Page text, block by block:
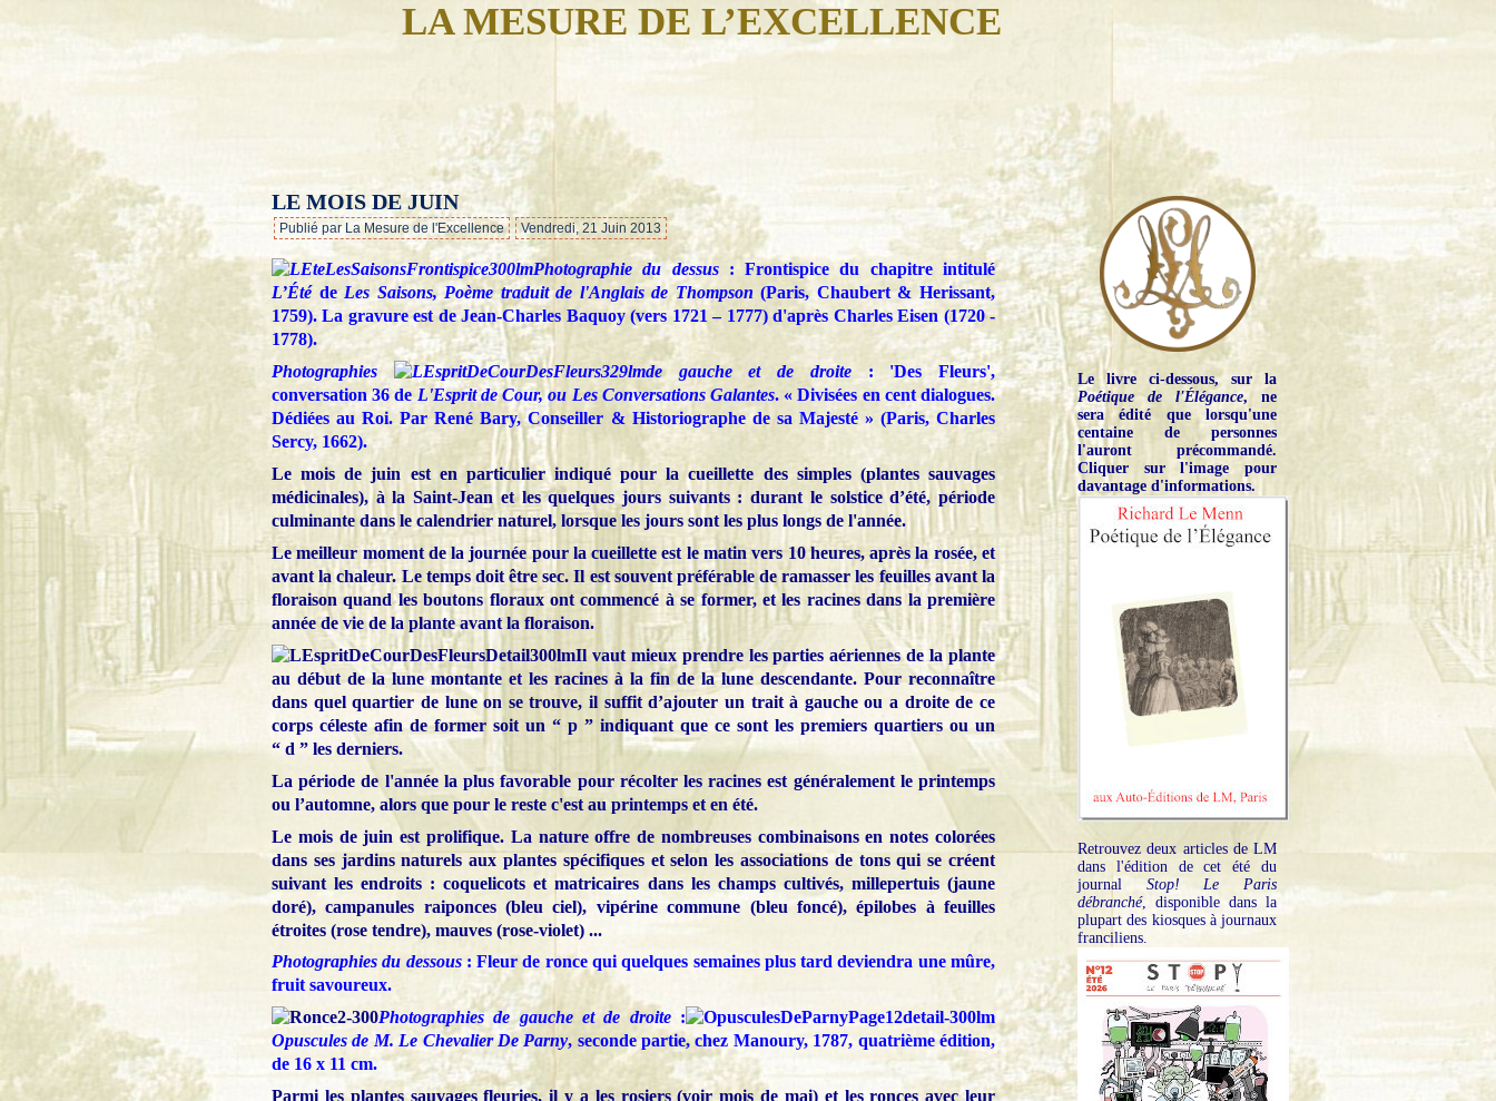
LA MESURE DE L’EXCELLENCE
…
LE MOIS DE JUIN
Publié par La Mesure de l'Excellence Vendredi, 21 Juin 2013
Photographie du dessus: Frontispice du chapitre intitulé
L’Étéde Les Saisons, Poème traduit de l'Anglais de Thompson (Paris, Chaubert & Herissant,
1759). La gravure est de Jean-Charles Baquoy (vers 1721 – 1777) d'après Charles Eisen (1720 -
1778).
Photographies
de gauche et de droite: 'Des Fleurs',
conversation 36 deL'Esprit de Cour, ou Les Conversations Galantes. « Divisées en cent dialogues.
Dédiées au Roi. Par René Bary, Conseiller & Historiographe de sa Majesté » (Paris, Charles
Sercy, 1662).
Le mois de juin est en particulier indiqué pour la cueillette des simples (plantes sauvages
médicinales), à la Saint-Jean et les quelques jours suivants : durant le solstice d’été, période
culminante dans le calendrier naturel, lorsque les jours sont les plus longs de l'année.
Le meilleur moment de la journée pour la cueillette est le matin vers 10 heures, après la rosée, et
avant la chaleur. Le temps doit être sec. Il est souvent préférable de ramasser les feuilles avant la
floraison quand les boutons floraux ont commencé à se former, et les racines dans la première
année de vie de la plante avant la floraison.
Il vaut mieux prendre les parties aériennes de la plante
au début de la lune montante et les racines à la fin de la lune descendante. Pour reconnaître
dans quel quartier de lune on se trouve, il suffit d’ajouter un trait à gauche ou a droite de ce
corps céleste afin de former soit un “ p ” indiquant que ce sont les premiers quartiers ou un
“ d ” les derniers.
La période de l'année la plus favorable pour récolter les racines est généralement le printemps
ou l’automne, alors que pour le reste c'est au printemps et en été.
Le mois de juin est prolifique. La nature offre de nombreuses combinaisons en notes colorées
dans ses jardins naturels aux plantes spécifiques et selon les associations de tons qui se créent
suivant les endroits : coquelicots et matricaires dans les champs cultivés, millepertuis (jaune
doré), campanules raiponces (bleu ciel), vipérine commune (bleu foncé), épilobes à feuilles
étroites (rose tendre), mauves (rose-violet) ...
Photographies du dessous : Fleur de ronce qui quelques semaines plus tard deviendra une mûre,
fruit savoureux.
Photographies de gauche et de droite:
Opuscules de M. Le Chevalier De Parny, seconde partie, chez Manoury, 1787, quatrième édition,
de 16 x 11 cm.
Parmi les plantes sauvages fleuries, il y a les rosiers (voir mois de mai) et les ronces avec leur
Le livre ci-dessous, sur la
Poétique de l'Élégance, ne
sera édité que lorsqu'une
centaine de personnes
l'auront précommandé.
Cliquer sur l'image pour
davantage d'informations.
Retrouvez deux articles de LM
dans l'édition de cet été du
journal Stop! Le Paris
débranché, disponible dans la
plupart des kiosques à journaux
franciliens.